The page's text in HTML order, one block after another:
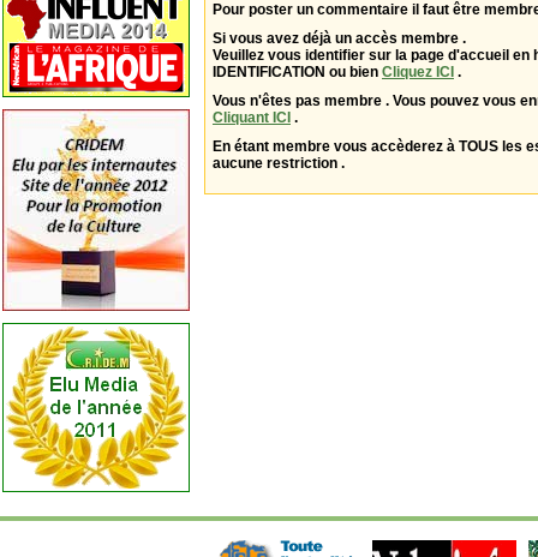
Pour poster un commentaire il faut être
Si vous avez déjà un accès membre .
Veuillez vous identifier sur la page d'accueil en
IDENTIFICATION ou bien Cliquez ICI .
Vous n'êtes pas membre . Vous pouvez vous
Cliquant ICI .
En étant membre vous accèderez à TOUS les
aucune restriction .